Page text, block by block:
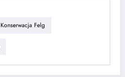
Konserwacja Felg